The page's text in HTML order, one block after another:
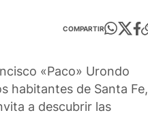
COMPARTIR
«Paco» Urondo
habitantes de Santa Fe,
a descubrir las